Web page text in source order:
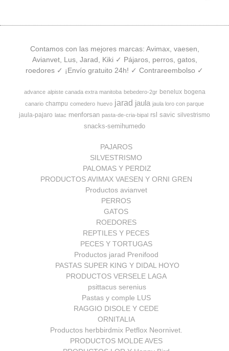
Contamos con las mejores marcas: Avimax, vaesen,
Avianvet, Lus, Jarad, Kiki ✓ Pájaros, perros, gatos,
roedores ✓ ¡Envío gratuito 24h! ✓ Contrareembolso ✓
advance alpiste canada extra manitoba bebedero-2gr benelux bogena
canario champu comedero huevo jarad jaula jaula loro con parque
jaula-pajaro latac menforsan pasta-de-cria-bipal rsl savic silvestrismo
snacks-semihumedo
PAJAROS
SILVESTRISMO
PALOMAS Y PERDIZ
PRODUCTOS AVIMAX VAESEN Y ORNI GREN
Productos avianvet
PERROS
GATOS
ROEDORES
REPTILES Y PECES
PECES Y TORTUGAS
Productos jarad Prenifood
PASTAS SUPER KING Y DIDAL HOYO
PRODUCTOS VERSELE LAGA
psittacus serenius
Pastas y comple LUS
RAGGIO DISOLE Y CEDE
ORNITALIA
Productos herbbirdmix Petflox Neornivet.
PRODUCTOS MOLDE AVES